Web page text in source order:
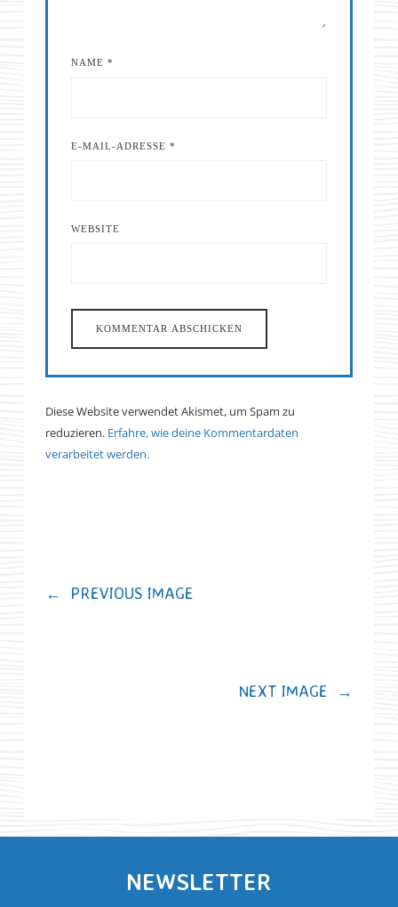
NAME *
E-MAIL-ADRESSE *
WEBSITE
Diese Website verwendet Akismet, um Spam zu
reduzieren. Erfahre, wie deine Kommentardaten
verarbeitet werden.
← PREVIOUS IMAGE
NEXT IMAGE →
NEWSLETTER